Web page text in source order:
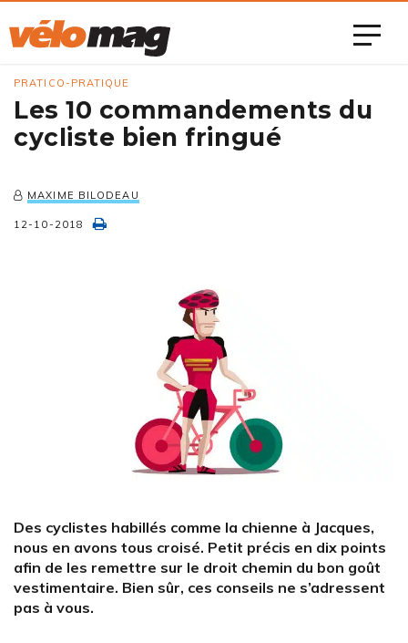
PRATICO-PRATIQUE
Les 10 commandements du
cycliste bien fringué
MAXIME BILODEAU
12-10-2018
Des cyclistes habillés comme la chienne à Jacques,
nous en avons tous croisé. Petit précis en dix points
afin de les remettre sur le droit chemin du bon goût
vestimentaire. Bien sûr, ces conseils ne s’adressent
pas à vous.